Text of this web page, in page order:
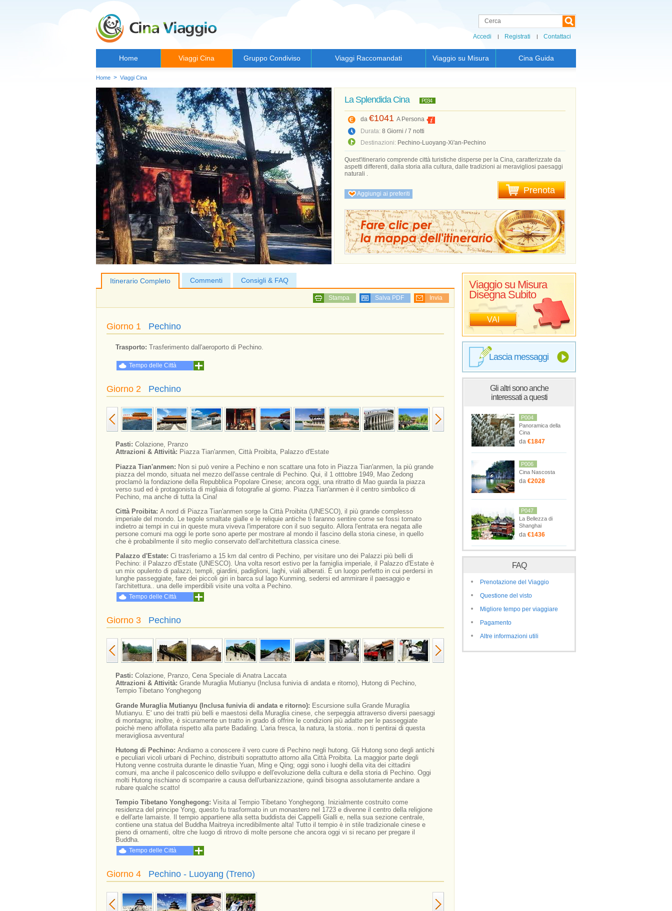
Accedi Registrati Contattaci
Home Viaggi Cina Gruppo Condiviso Viaggi Raccomandati Viaggio su Misura Cina Guida
Home > Viaggi Cina
La Splendida Cina P034
da €1041 A Persona
Durata: 8 Giorni / 7 notti
Destinazioni: Pechino-Luoyang-Xi'an-Pechino
Quest'itinerario comprende città turistiche disperse per la Cina, caratterizzate da
aspetti differenti, dalla storia alla cultura, dalle tradizioni ai meravigliosi paesaggi
naturali .
Aggiungi ai preferiti Prenota
Itinerario Completo Commenti Consigli & FAQ
Invia
Salva PDF
Stampa
Giorno 1 Pechino
Trasporto: Trasferimento dall'aeroporto di Pechino.
Tempo delle Città
Giorno 2 Pechino
Pasti: Colazione, Pranzo
Attrazioni & Attività: Piazza Tian'anmen, Città Proibita, Palazzo d'Estate
Piazza Tian'anmen: Non si può venire a Pechino e non scattare una foto in Piazza Tian'anmen, la più grande
piazza del mondo, situata nel mezzo dell'asse centrale di Pechino. Qui, il 1 otttobre 1949, Mao Zedong
proclamò la fondazione della Repubblica Popolare Cinese; ancora oggi, una ritratto di Mao guarda la piazza
verso sud ed è protagonista di migliaia di fotografie al giorno. Piazza Tian'anmen è il centro simbolico di
Pechino, ma anche di tutta la Cina!
Città Proibita: A nord di Piazza Tian'anmen sorge la Città Proibita (UNESCO), il più grande complesso
imperiale del mondo. Le tegole smaltate gialle e le reliquie antiche ti faranno sentire come se fossi tornato
indietro ai tempi in cui in queste mura viveva l'imperatore con il suo seguito. Allora l'entrata era negata alle
persone comuni ma oggi le porte sono aperte per mostrare al mondo il fascino della storia cinese, in quello
che è probabilmente il sito meglio conservato dell'architettura classica cinese.
Palazzo d'Estate: Ci trasferiamo a 15 km dal centro di Pechino, per visitare uno dei Palazzi più belli di
Pechino: il Palazzo d'Estate (UNESCO). Una volta resort estivo per la famiglia imperiale, il Palazzo d'Estate è
un mix opulento di palazzi, templi, giardini, padiglioni, laghi, viali alberati. È un luogo perfetto in cui perdersi in
lunghe passeggiate, fare dei piccoli giri in barca sul lago Kunming, sedersi ed ammirare il paesaggio e
l'architettura.. una delle imperdibili visite una volta a Pechino.
Tempo delle Città
Giorno 3 Pechino
Pasti: Colazione, Pranzo, Cena Speciale di Anatra Laccata
Attrazioni & Attività: Grande Muraglia Mutianyu (Inclusa funivia di andata e ritorno), Hutong di Pechino,
Tempio Tibetano Yonghegong
Grande Muraglia Mutianyu (Inclusa funivia di andata e ritorno): Escursione sulla Grande Muraglia
Mutianyu. E' uno dei tratti più belli e maestosi della Muraglia cinese, che serpeggia attraverso diversi paesaggi
di montagna; inoltre, è sicuramente un tratto in grado di offrire le condizioni più adatte per le passeggiate
poichè meno affollata rispetto alla parte Badaling. L'aria fresca, la natura, la storia.. non ti pentirai di questa
meravigliosa avventura!
Hutong di Pechino: Andiamo a conoscere il vero cuore di Pechino negli hutong. Gli Hutong sono degli antichi
e peculiari vicoli urbani di Pechino, distribuiti soprattutto attorno alla Città Proibita. La maggior parte degli
Hutong venne costruita durante le dinastie Yuan, Ming e Qing; oggi sono i luoghi della vita dei cittadini
comuni, ma anche il palcoscenico dello sviluppo e dell'evoluzione della cultura e della storia di Pechino. Oggi
molti Hutong rischiano di scomparire a causa dell'urbanizzazione, quindi bisogna assolutamente andare a
rubare qualche scatto!
Tempio Tibetano Yonghegong: Visita al Tempio Tibetano Yonghegong. Inizialmente costruito come
residenza del principe Yong, questo fu trasformato in un monastero nel 1723 e divenne il centro della religione
e dell'arte lamaiste. Il tempio appartiene alla setta buddista dei Cappelli Gialli e, nella sua sezione centrale,
contiene una statua del Buddha Maitreya incredibilmente alta! Tutto il tempio è in stile tradizionale cinese e
pieno di ornamenti, oltre che luogo di ritrovo di molte persone che ancora oggi vi si recano per pregare il
Buddha.
Tempo delle Città
Giorno 4 Pechino - Luoyang (Treno)
Viaggio su Misura
Disegna Subito
VAI
Lascia messaggi
Gli altri sono anche
interessati a questi
P004
Panoramica della
Cina
da €1847
P006
Cina Nascosta
da €2028
P047
La Bellezza di
Shanghai
da €1436
FAQ
Prenotazione del Viaggio
Questione del visto
Migliore tempo per viaggiare
Pagamento
Altre informazioni utili